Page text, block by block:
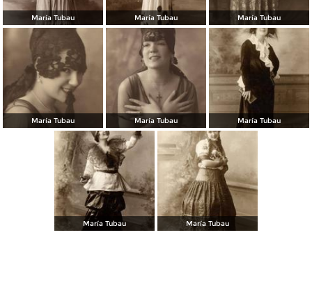
María Tubau María Tubau María Tubau
María Tubau María Tubau María Tubau
María Tubau María Tubau